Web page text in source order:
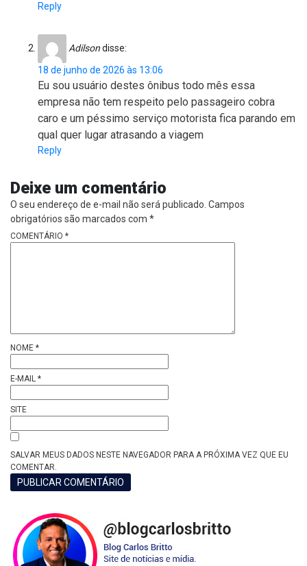
Reply
Adilsondisse:
18 de junho de 2026 às 13:06
Eu sou usuário destes ônibus todo mês essa
empresa não tem respeito pelo passageiro cobra
caro e um péssimo serviço motorista fica parando em
qual quer lugar atrasando a viagem
Reply
Deixe um comentário
O seu endereço de e-mail não será publicado. Campos
obrigatórios são marcados com *
COMENTÁRIO *
NOME *
E-MAIL *
SITE
SALVAR MEUS DADOS NESTE NAVEGADOR PARA A PRÓXIMA VEZ QUE EU
COMENTAR.